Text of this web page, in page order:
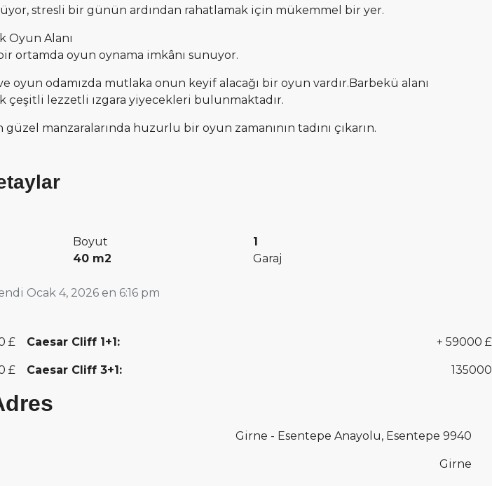
stresli bir günün ardından rahatlamak için mükemmel bir yer.
Oyun Alanı
ortamda oyun oynama imkânı sunuyor.
oyun odamızda mutlaka onun keyif alacağı bir oyun vardır.Barbekü alanı
çeşitli lezzetli ızgara yiyecekleri bulunmaktadır.
manzaralarında huzurlu bir oyun zamanının tadını çıkarın.
Boyut
40 m2
1
Garaj
Ocak 4, 2026 en 6:16 pm
£ Caesar Cliff 1+1: + 59000 £
£ Caesar Cliff 3+1: 135000
Girne - Esentepe Anayolu, Esentepe 9940
Girne